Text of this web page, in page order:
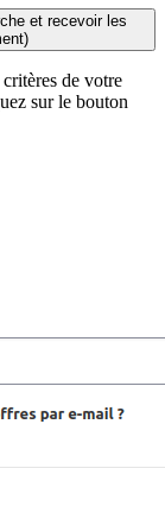
et recevoir les
de votre
sur le bouton